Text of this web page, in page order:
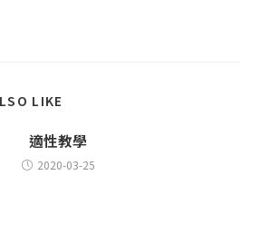
LIKE
適性教學
2020-03-25